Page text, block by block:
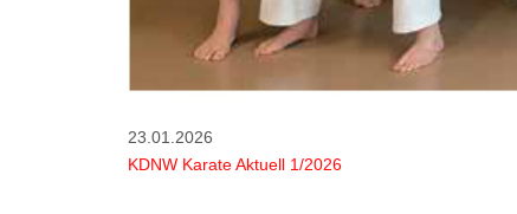
23.01.2026
KDNW Karate Aktuell 1/2026